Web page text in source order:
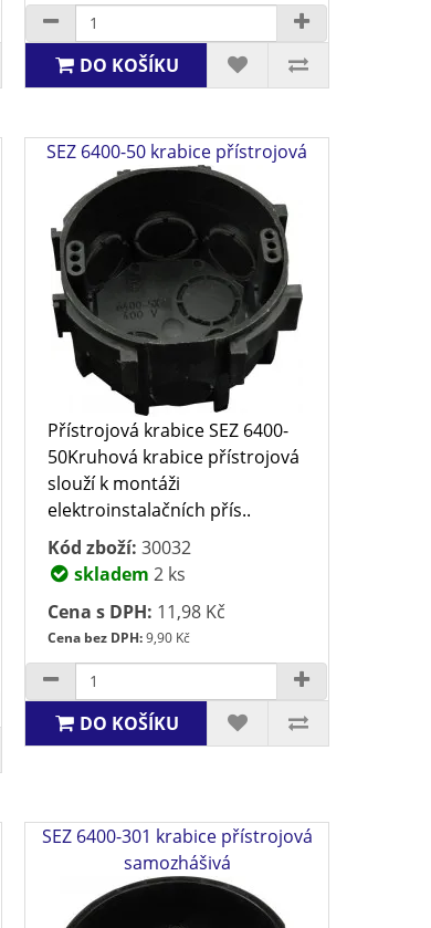
DO KOŠÍKU
SEZ 6400-50 krabice přístrojová
Přístrojová krabice SEZ 6400-
50Kruhová krabice přístrojová
slouží k montáži
elektroinstalačních přís..
Kód zboží: 30032
skladem 2 ks
Cena s DPH: 11,98 Kč
Cena bez DPH:9,90 Kč
DO KOŠÍKU
SEZ 6400-301 krabice přístrojová
samozhášivá